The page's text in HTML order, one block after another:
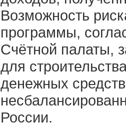
Возможность
программы,
Счётной палаты,
для
денежных
России.